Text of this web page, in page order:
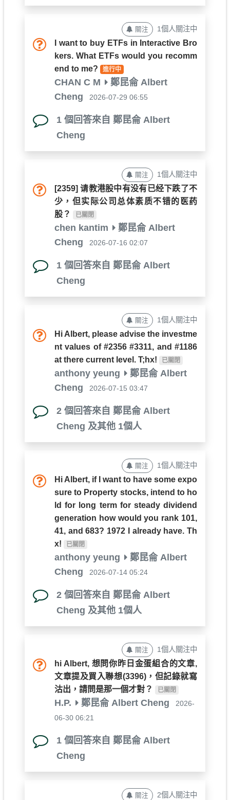
關注 1個人關注中
I want to buy ETFs in Interactive Bro
kers. What ETFs would you recomm
end to me?
進行中
CHAN C M
鄭昆侖 Albert
Cheng
2026-07-29 06:55
1 個回答來自 鄭昆侖 Albert
Cheng
關注 1個人關注中
[2359]请教港股中有没有已经下跌了不
少，但实际公司总体素质不错的医药
股？
已關閉
chen kantim
鄭昆侖 Albert
Cheng
2026-07-16 02:07
1 個回答來自 鄭昆侖 Albert
Cheng
關注 1個人關注中
Hi Albert, please advise the investme
nt values of #2356 #3311, and #1186
at there current level. T;hx!
已關閉
anthony yeung
鄭昆侖 Albert
Cheng
2026-07-15 03:47
2 個回答來自 鄭昆侖 Albert
Cheng 及其他 1個人
關注 1個人關注中
Hi Albert, if I want to have some expo
sure to Property stocks, intend to ho
ld for long term for steady dividend
generation how would you rank 101,
41, and 683? 1972 I already have. Th
x!
已關閉
anthony yeung
鄭昆侖 Albert
Cheng
2026-07-14 05:24
2 個回答來自 鄭昆侖 Albert
Cheng 及其他 1個人
關注 1個人關注中
hi Albert, 想問你昨日金蛋組合的文章,
文章提及買入聯想(3396)，但記錄就寫
沽出，請問是那一個才對？
已關閉
H.P. 鄭昆侖 Albert Cheng
2026-
06-30 06:21
1 個回答來自 鄭昆侖 Albert
Cheng
關注 2個人關注中